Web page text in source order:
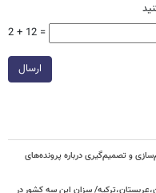
2 + 12 =
ارسال
و تصمیم‌گیری درباره پرونده‌های